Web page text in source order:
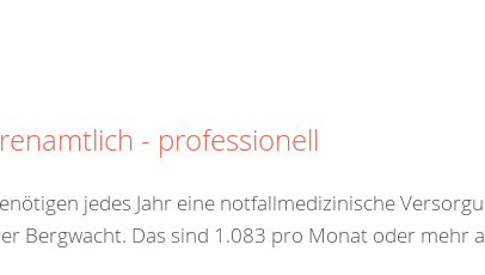
- professionell
jedes Jahr eine notfallmedizinische
Bergwacht. Das sind 1.083 pro Monat oder mehr